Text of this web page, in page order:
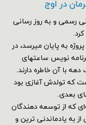
در اوج
هیچ پشتیبانی رسمی و به روز رسانی
و پروژه به پایان میرسد، در
نویس ساعتهای
با آن خاطره دارند.
که تولدش آغازی بود
جامعه‌ای که از توسعه دهندگان
به یادماندنی ترین و